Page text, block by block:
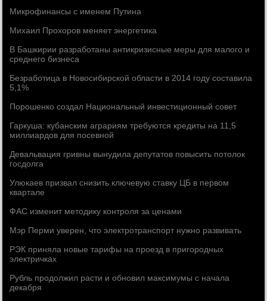
Микрофинансы с именем Путина
Михаил Прохоров меняет энергетика
В Башкирии разработаны антикризисные меры для малого и
среднего бизнеса
Безработица в Новосибирской области в 2014 году составила
5,1%
Порошенко создал Национальный инвестиционный совет
Гаркуша: кубанским аграриям требуются кредиты на 11,5
миллиардов для посевной
Девальвация гривны вынудила депутатов повысить потолок
госдолга
Улюкаев призвал снизить ключевую ставку ЦБ в первом
квартале
ФАС изменит методику контроля за ценами
Мэр Перми уверен, что электротранспорт нужно развивать
РЭК приняла новые тарифы на проезд в пригородных
электричках
Рубль продолжил расти и обновил максимумы с начала
декабря